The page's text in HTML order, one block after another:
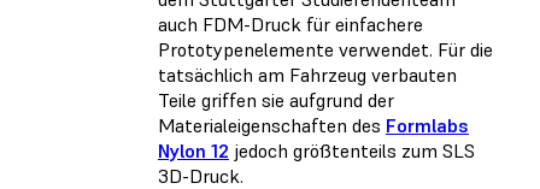
auch FDM-Druck für einfachere
Prototypenelemente verwendet. Für die
tatsächlich am Fahrzeug verbauten
Teile griffen sie aufgrund der
Materialeigenschaften des Formlabs
Nylon 12 jedoch größtenteils zum SLS
3D-Druck.